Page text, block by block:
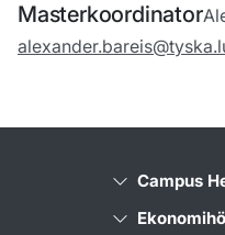
Masterkoordinator
Campus